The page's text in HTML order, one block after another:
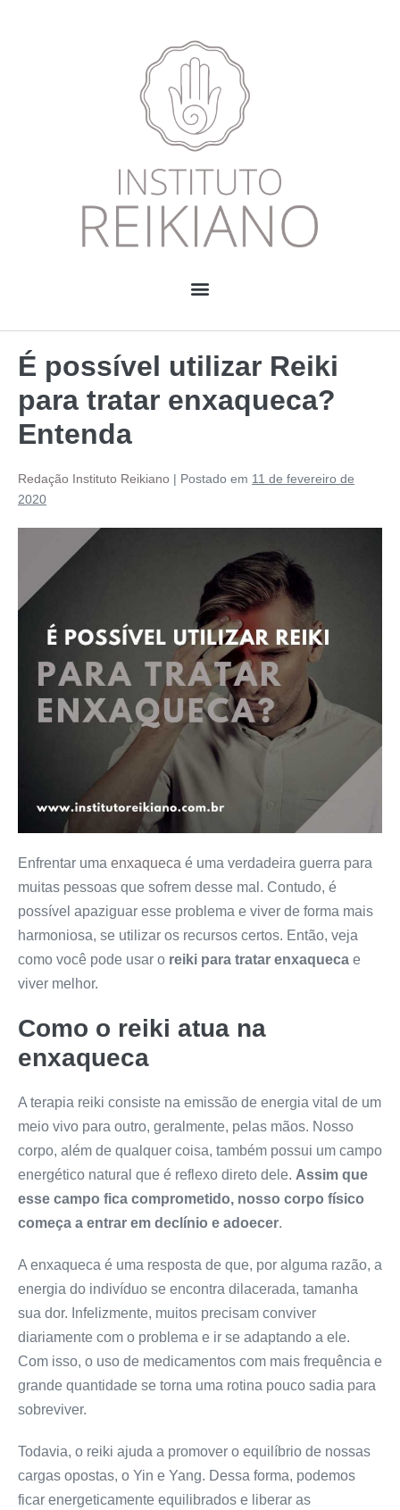
É possível utilizar Reiki
para tratar enxaqueca?
Entenda
Redação Instituto Reikiano | Postado em 11 de fevereiro de
2020
Enfrentar uma enxaqueca é uma verdadeira guerra para
muitas pessoas que sofrem desse mal. Contudo, é
possível apaziguar esse problema e viver de forma mais
harmoniosa, se utilizar os recursos certos. Então, veja
como você pode usar o reiki para tratar enxaqueca e
viver melhor.
Como o reiki atua na
enxaqueca
A terapia reiki consiste na emissão de energia vital de um
meio vivo para outro, geralmente, pelas mãos. Nosso
corpo, além de qualquer coisa, também possui um campo
energético natural que é reflexo direto dele. Assim que
esse campo fica comprometido, nosso corpo físico
começa a entrar em declínio e adoecer.
A enxaqueca é uma resposta de que, por alguma razão, a
energia do indivíduo se encontra dilacerada, tamanha
sua dor. Infelizmente, muitos precisam conviver
diariamente com o problema e ir se adaptando a ele.
Com isso, o uso de medicamentos com mais frequência e
grande quantidade se torna uma rotina pouco sadia para
sobreviver.
Todavia, o reiki ajuda a promover o equilíbrio de nossas
cargas opostas, o Yin e Yang. Dessa forma, podemos
ficar energeticamente equilibrados e liberar as